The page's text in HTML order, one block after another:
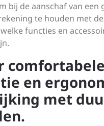
bij de aanschaf van een
te houden met
functies en
comfortabele
en
met